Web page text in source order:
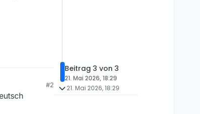
#2
Beitrag 3 von 3
21. Mai 2026, 18:29
21. Mai 2026, 18:29